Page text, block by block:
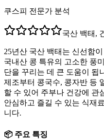
쿠스피 전문가 분석
국산 백태,
25년산 국산 백태는 신선함
국내산 콩 특유의 고소한 풍
단을 꾸리는 데 큰 도움이 됩
제조부터 콩국수, 콩자반 등
할 수 있어 주부나 건강에 관
안심하고 즐길 수 있는 식재
니다.
📦 주요 특징